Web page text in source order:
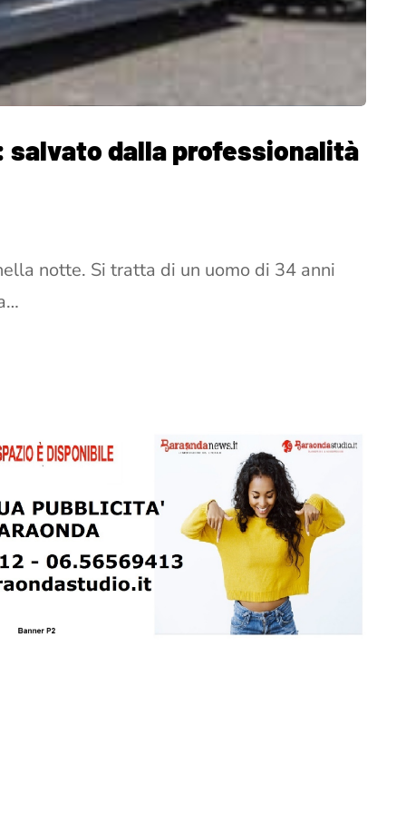
salvato dalla professionalità
notte. Si tratta di un uomo di 34 anni